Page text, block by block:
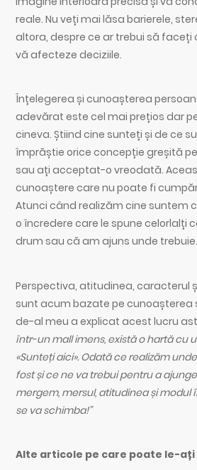
reale. Nu veți mai lăsa barierele,
altora, despre ce ar trebui să faceți
vă afecteze deciziile.
Înțelegerea și cunoașterea
adevărat este cel mai prețios dar
cineva. Știind cine sunteți și de ce
împrăștie orice concepție greșită
sau ați acceptat-o vreodată.
cunoaștere care nu poate fi
Atunci când realizăm cine suntem
o încredere care le spune celorlalți
drum sau că am ajuns unde trebuie.
Perspectiva, atitudinea, caracterul
sunt acum bazate pe cunoașterea
de-al meu a explicat acest lucru
într-un mall imens, există o hartă cu
«Sunteți aici». Odată ce realizăm
fost și ce ne va trebui pentru a
mergem, mersul, atitudinea și modul
se va schimba!”
Alte articole pe care poate